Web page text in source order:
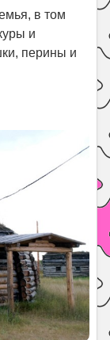
в том
и
перины и